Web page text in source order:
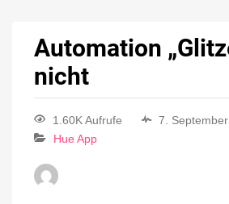
Automation
nicht
1.60K Aufrufe
7.
Hue App